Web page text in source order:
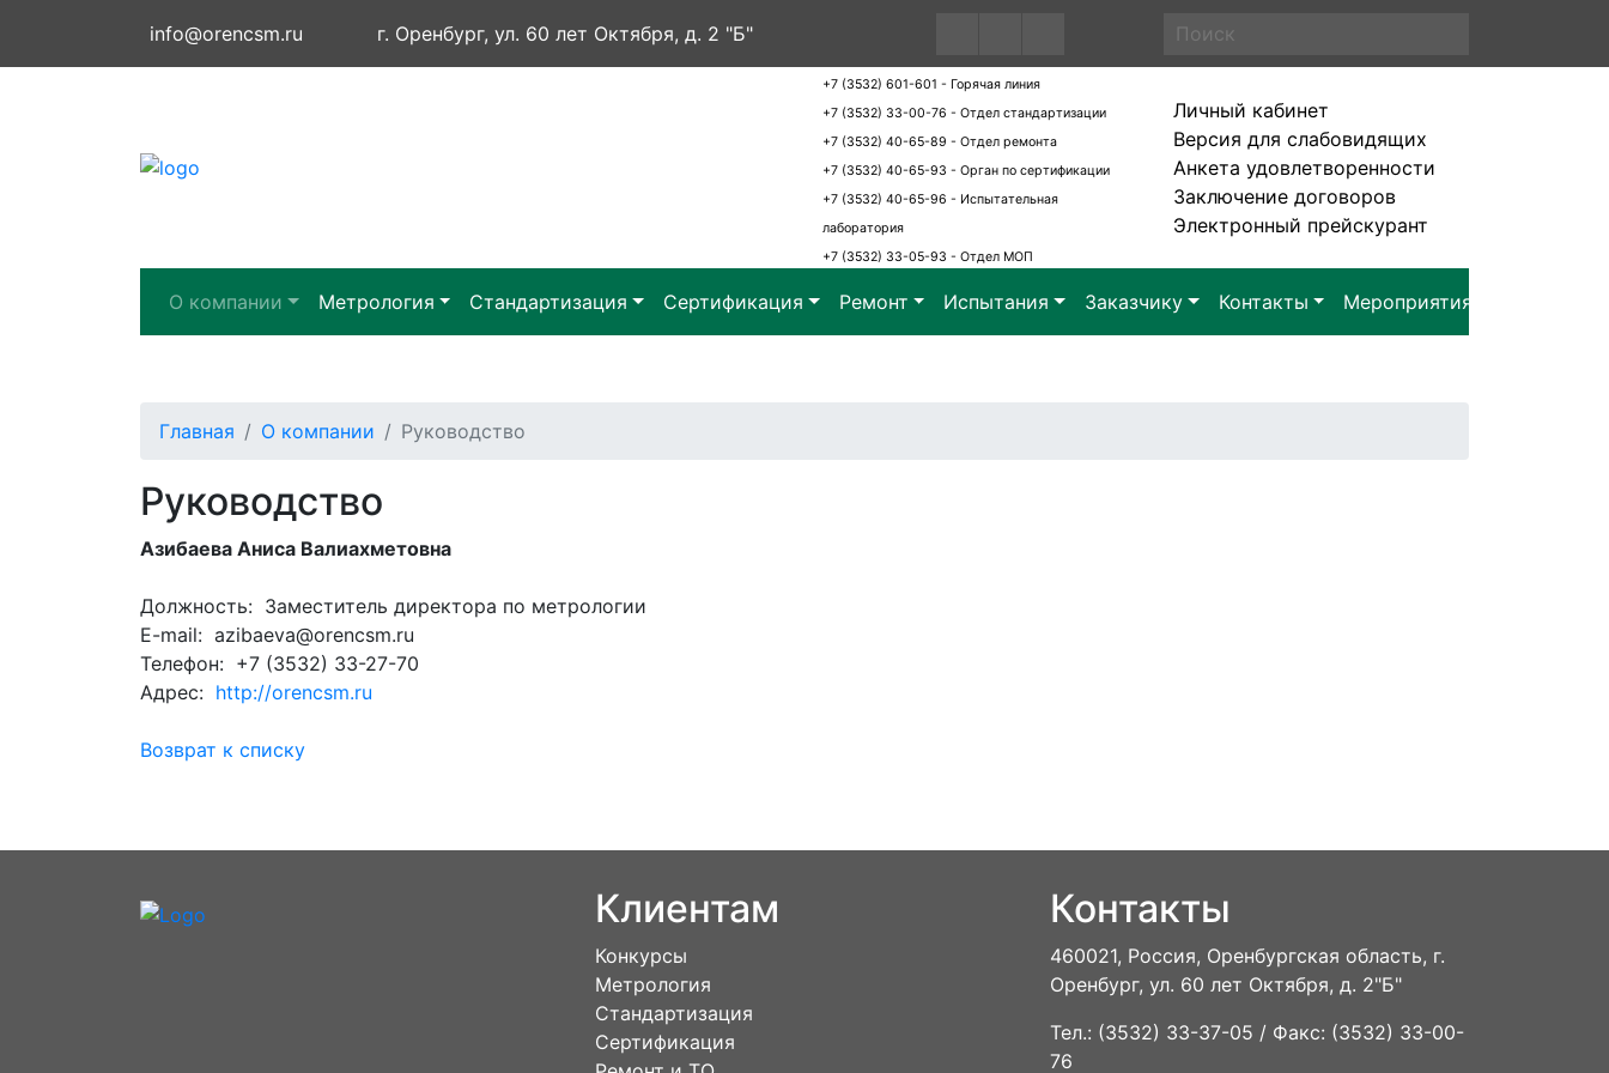
info@orencsm.ru г. Оренбург, ул. 60 лет Октября, д. 2 "Б"
+7 (3532) 601-601 - Горячая линия
+7 (3532) 33-00-76 - Отдел стандартизации
+7 (3532) 40-65-89 - Отдел ремонта
+7 (3532) 40-65-93 - Орган по сертификации
+7 (3532) 40-65-96 - Испытательная
лаборатория
+7 (3532) 33-05-93 - Отдел МОП
Личный кабинет
Версия для слабовидящих
Анкета удовлетворенности
Заключение договоров
Электронный прейскурант
О компании Метрология Стандартизация Сертификация Ремонт Испытания Заказчику Контакты Мероприятия
Главная О компании Руководство
Руководство
Азибаева Аниса Валиахметовна
Должность: Заместитель директора по метрологии
E-mail: azibaeva@orencsm.ru
Телефон: +7 (3532) 33-27-70
Адрес: http://orencsm.ru
Возврат к списку
Клиентам
Конкурсы
Метрология
Стандартизация
Сертификация
Контакты
460021, Россия, Оренбургская область, г.
Оренбург, ул. 60 лет Октября, д. 2"Б"
Тел.: (3532) 33-37-05 / Факс: (3532) 33-00-
76